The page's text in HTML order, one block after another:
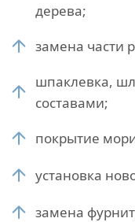
дерева;
замена части
шпаклевка,
составами;
покрытие
установка
замена